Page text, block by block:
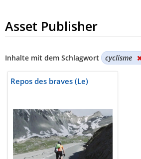
Asset Publisher
Inhalte mit dem Schlagwort cyclisme
Repos des braves (Le)